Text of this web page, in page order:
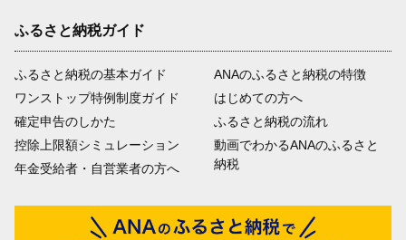
ふるさと納税ガイド
ふるさと納税の基本ガイド
ワンストップ特例制度ガイド
確定申告のしかた
控除上限額シミュレーション
年金受給者・自営業者の方へ
ANAのふるさと納税の特徴
はじめての方へ
ふるさと納税の流れ
動画でわかるANAのふるさと
納税